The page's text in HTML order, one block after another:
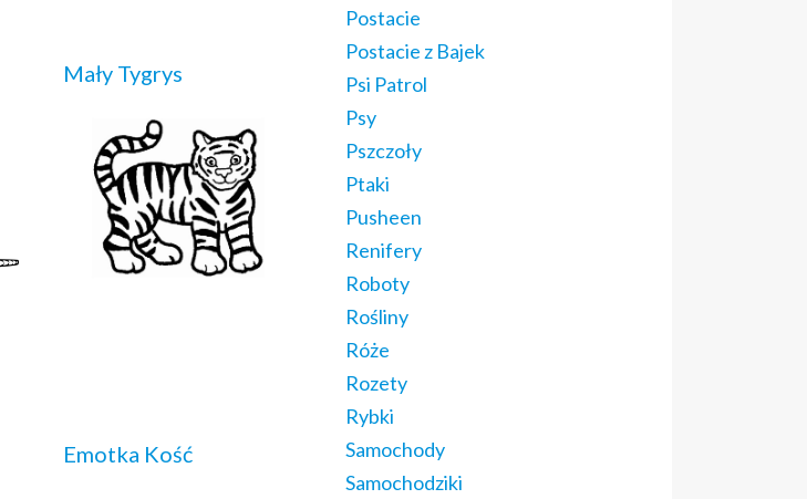
Mały Tygrys
Emotka Kość
Postacie
Postacie z Bajek
Psi Patrol
Psy
Pszczoły
Ptaki
Pusheen
Renifery
Roboty
Rośliny
Róże
Rozety
Rybki
Samochody
Samochodziki